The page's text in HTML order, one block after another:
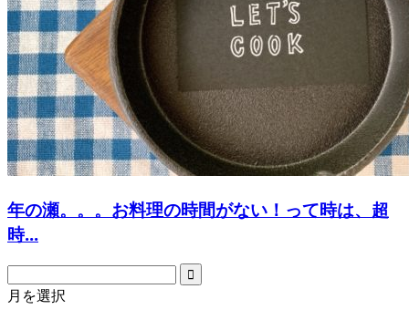
年の瀬。。。お料理の時間がない！って時は、超
時...
月を選択